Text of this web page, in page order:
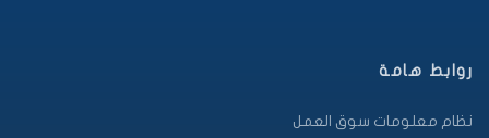
روابط هامة
نظام معلومات سوق العمل